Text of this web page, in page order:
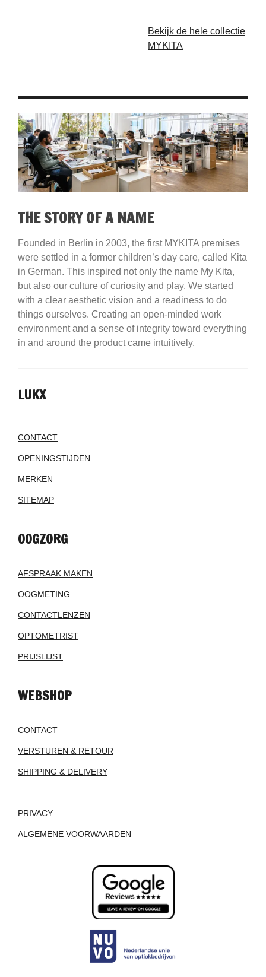
Bekijk de hele collectie
MYKITA
THE STORY OF A NAME
Founded in Berlin in 2003, the first MYKITA premises
were settled in a former children’s day care, called Kita
in German. This inspired not only the name My Kita,
but also our culture of curiosity and play. We started
with a clear aesthetic vision and a readiness to do
things ourselves. Creating an open-minded work
environment and a sense of integrity toward everything
in and around the product came intuitively.
LUKX
CONTACT
OPENINGSTIJDEN
MERKEN
SITEMAP
OOGZORG
AFSPRAAK MAKEN
OOGMETING
CONTACTLENZEN
OPTOMETRIST
PRIJSLIJST
WEBSHOP
CONTACT
VERSTUREN & RETOUR
SHIPPING & DELIVERY
PRIVACY
ALGEMENE VOORWAARDEN